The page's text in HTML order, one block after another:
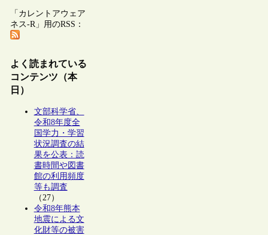
「カレントアウェア
ネス-R」用のRSS：
よく読まれている
コンテンツ（本
日）
文部科学省、
令和8年度全
国学力・学習
状況調査の結
果を公表：読
書時間や図書
館の利用頻度
等も調査
（27）
令和8年熊本
地震による文
化財等の被害